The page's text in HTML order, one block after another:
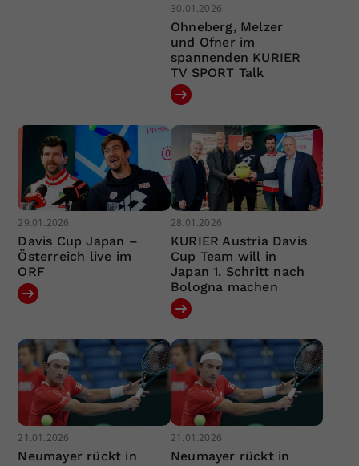
30.01.2026
Ohneberg, Melzer
und Ofner im
spannenden KURIER
TV SPORT Talk
29.01.2026
Davis Cup Japan –
Österreich live im
ORF
28.01.2026
KURIER Austria Davis
Cup Team will in
Japan 1. Schritt nach
Bologna machen
21.01.2026
Neumayer rückt in
21.01.2026
Neumayer rückt in